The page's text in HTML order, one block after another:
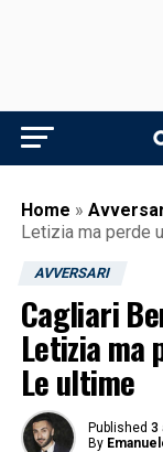
Home »
Letizia ma perde
AVVERSARI
Cagliari
Letizia ma
Le ultime
Published 3
By